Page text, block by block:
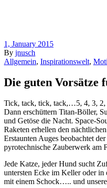
1, January 2015
By jnusch
Allgemein, Inspirationswelt,
Die guten Vorsätze
Tick, tack, tick, tack,…5, 4, 3, 2,
Dann erschüttern Titan-Böller,
und Getöse die Nacht. Space-
Raketen erhellen den
Erstaunten Auges beobachtet
pyrotechnische Zauberwerk am
Jede Katze, jeder Hund sucht
untersten Ecke im Keller oder in
mit einem Schock….. und